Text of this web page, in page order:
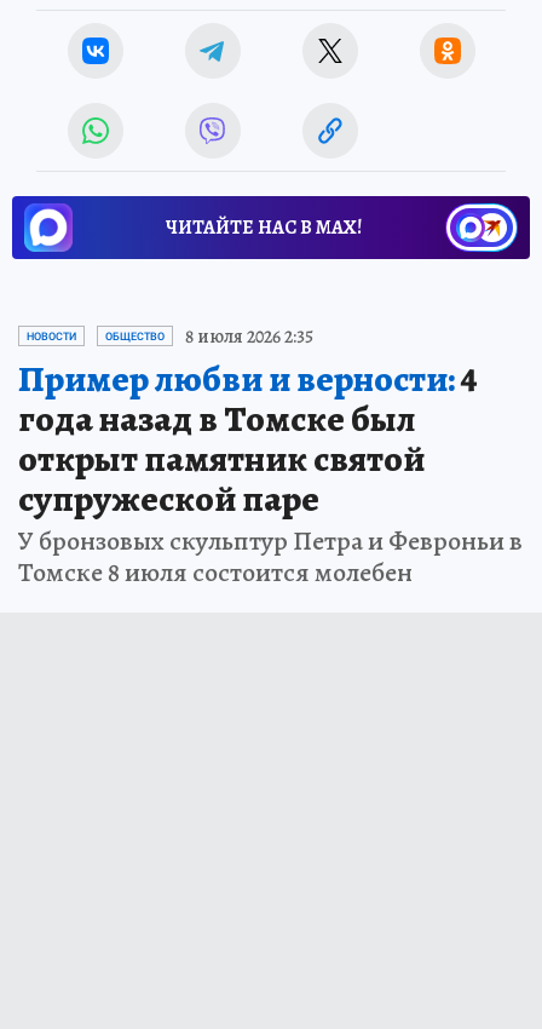
ЧИТАЙТЕ НАС В МАХ!
НОВОСТИ ОБЩЕСТВО 8 июля 2026 2:35
Пример любви и верности:4
года назад в Томске был
открыт памятник святой
супружеской паре
У бронзовых скульптур Петра и Февроньи в
Томске 8 июля состоится молебен